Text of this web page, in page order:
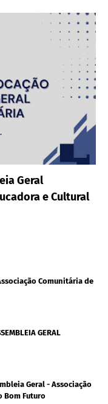
Geral
e Cultural
Associação Comunitária de
GERAL
Geral - Associação
Bom Futuro